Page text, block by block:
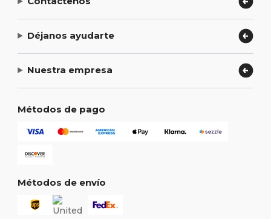
Déjanos ayudarte
Nuestra empresa
Métodos de pago
Métodos de envío